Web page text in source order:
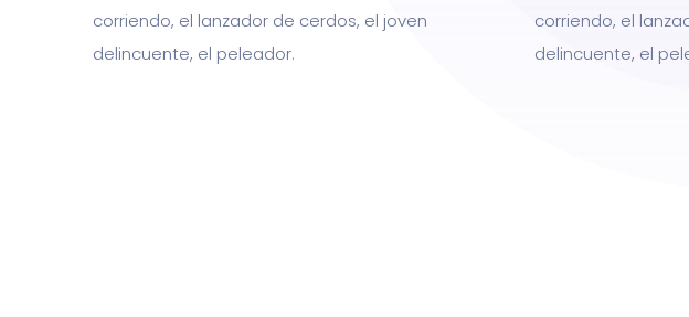
corriendo, el lanzador de cerdos, el joven
delincuente, el peleador.
corriendo, el
delincuente, el